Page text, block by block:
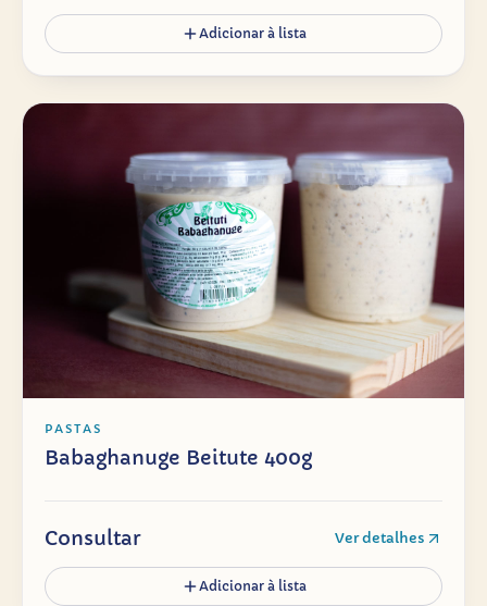
Adicionar à lista
PASTAS
Babaghanuge Beitute 400g
Consultar Ver detalhes
Adicionar à lista